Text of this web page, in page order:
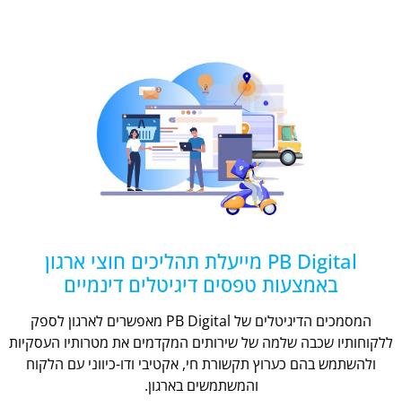
PB Digital מייעלת תהליכים חוצי ארגון
באמצעות טפסים דיגיטלים דינמיים
המסמכים הדיגיטלים של PB Digital מאפשרים לארגון לספק
ללקוחותיו שכבה שלמה של שירותים המקדמים את מטרותיו העסקיות
ולהשתמש בהם כערוץ תקשורת חי, אקטיבי ודו-כיווני עם הלקוח
והמשתמשים בארגון.